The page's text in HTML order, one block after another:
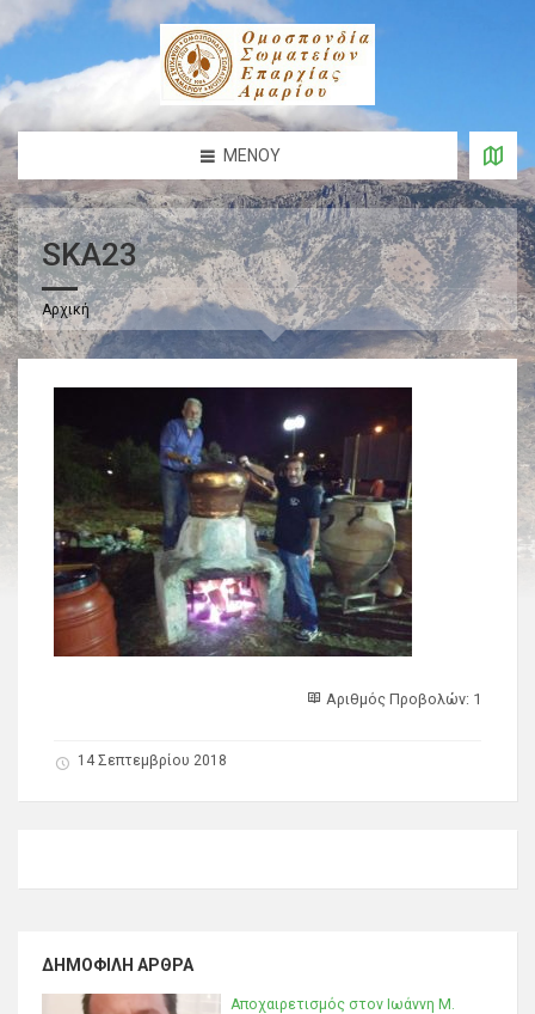
ΜΕΝΟΎ
SKA23
Αρχική
Αριθμός Προβολών: 1
14 Σεπτεμβρίου 2018
ΔΗΜΟΦΙΛΉ ΆΡΘΡΑ
Αποχαιρετισμός στον Ιωάννη Μ.